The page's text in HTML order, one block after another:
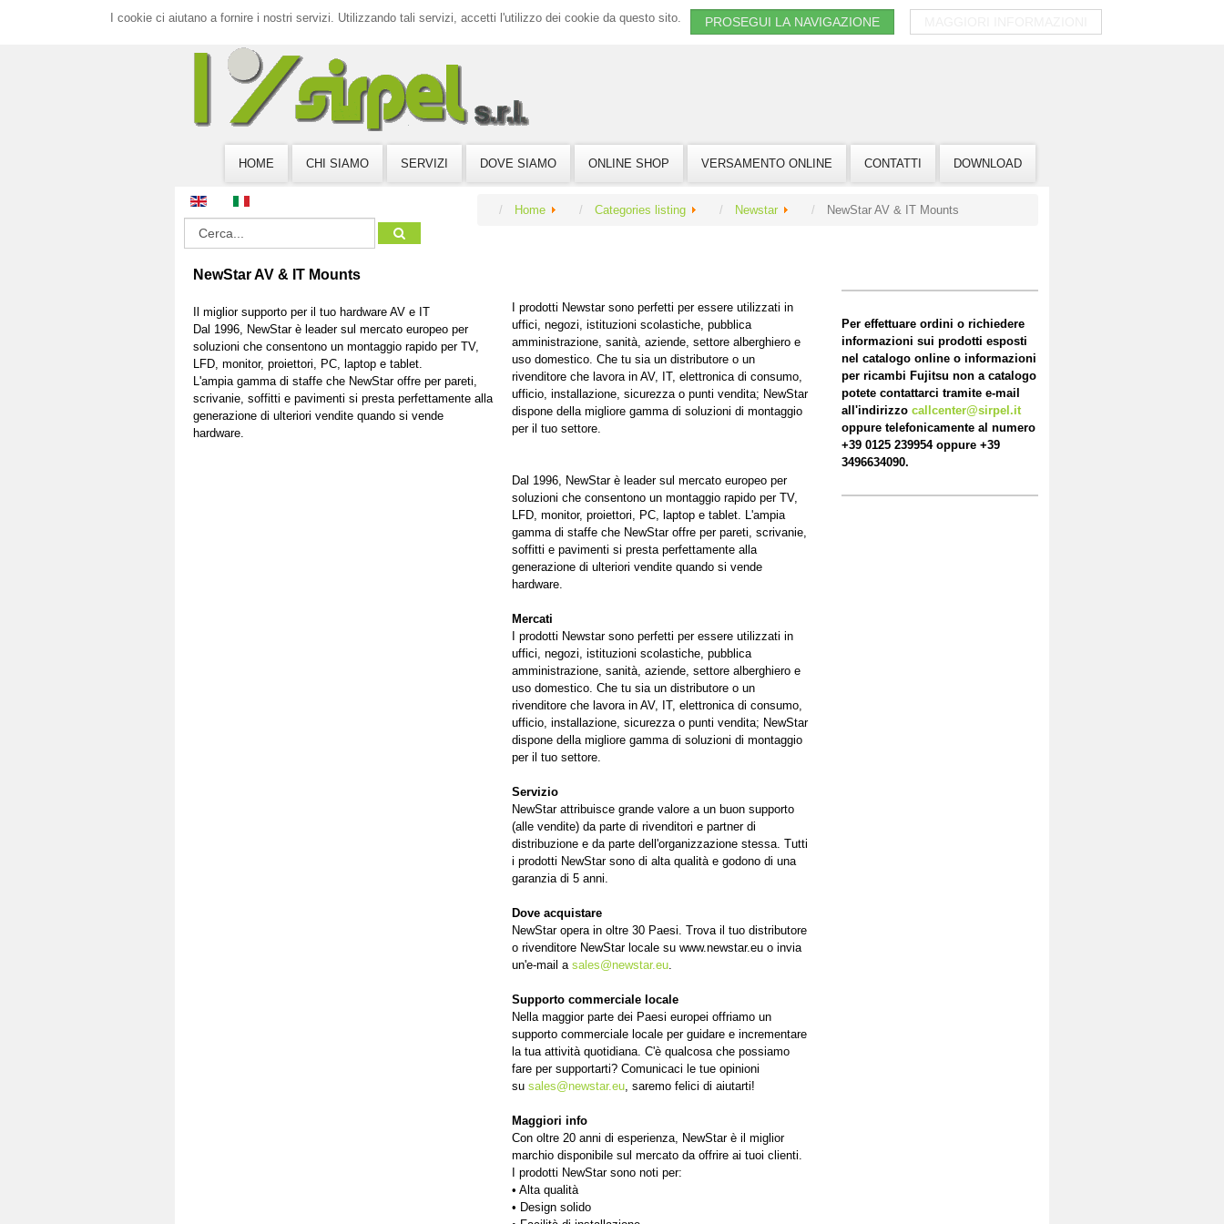
I cookie ci aiutano a fornire i nostri servizi. Utilizzando tali servizi, accetti l'utilizzo dei cookie da questo sito. PROSEGUI LA NAVIGAZIONE
HOME CHI SIAMO SERVIZI DOVE SIAMO ONLINE SHOP VERSAMENTO ONLINE CONTATTI DOWNLOAD
Home Categories listing Newstar NewStar AV & IT Mounts
NewStar AV & IT Mounts
Il miglior supporto per il tuo hardware AV e IT
Dal 1996, NewStar è leader sul mercato europeo per
soluzioni che consentono un montaggio rapido per TV,
LFD, monitor, proiettori, PC, laptop e tablet.
L'ampia gamma di staffe che NewStar offre per pareti,
scrivanie, soffitti e pavimenti si presta perfettamente alla
generazione di ulteriori vendite quando si vende
hardware.
I prodotti Newstar sono perfetti per essere utilizzati in
uffici, negozi, istituzioni scolastiche, pubblica
amministrazione, sanità, aziende, settore alberghiero e
uso domestico. Che tu sia un distributore o un
rivenditore che lavora in AV, IT, elettronica di consumo,
ufficio, installazione, sicurezza o punti vendita; NewStar
dispone della migliore gamma di soluzioni di montaggio
per il tuo settore.
Dal 1996, NewStar è leader sul mercato europeo per
soluzioni che consentono un montaggio rapido per TV,
LFD, monitor, proiettori, PC, laptop e tablet. L'ampia
gamma di staffe che NewStar offre per pareti, scrivanie,
soffitti e pavimenti si presta perfettamente alla
generazione di ulteriori vendite quando si vende
hardware.
Mercati
I prodotti Newstar sono perfetti per essere utilizzati in
uffici, negozi, istituzioni scolastiche, pubblica
amministrazione, sanità, aziende, settore alberghiero e
uso domestico. Che tu sia un distributore o un
rivenditore che lavora in AV, IT, elettronica di consumo,
ufficio, installazione, sicurezza o punti vendita; NewStar
dispone della migliore gamma di soluzioni di montaggio
per il tuo settore.
Servizio
NewStar attribuisce grande valore a un buon supporto
(alle vendite) da parte di rivenditori e partner di
distribuzione e da parte dell'organizzazione stessa. Tutti
i prodotti NewStar sono di alta qualità e godono di una
garanzia di 5 anni.
Dove acquistare
NewStar opera in oltre 30 Paesi. Trova il tuo distributore
o rivenditore NewStar locale su www.newstar.eu o invia
un'e-mail a sales@newstar.eu.
Supporto commerciale locale
Nella maggior parte dei Paesi europei offriamo un
supporto commerciale locale per guidare e incrementare
la tua attività quotidiana. C'è qualcosa che possiamo
fare per supportarti? Comunicaci le tue opinioni
su sales@newstar.eu, saremo felici di aiutarti!
Maggiori info
Con oltre 20 anni di esperienza, NewStar è il miglior
marchio disponibile sul mercato da offrire ai tuoi clienti.
I prodotti NewStar sono noti per:
• Alta qualità
• Design solido
Per effettuare ordini o richiedere
informazioni sui prodotti esposti
nel catalogo online o informazioni
per ricambi Fujitsu non a catalogo
potete contattarci tramite e-mail
all'indirizzo callcenter@sirpel.it
oppure telefonicamente al numero
+39 0125 239954 oppure +39
3496634090.